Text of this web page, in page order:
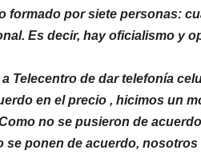
formado por siete personas:
Es decir, hay oficialismo y
Telecentro de dar telefonía
en el precio , hicimos un
no se pusieron de
se ponen de acuerdo,